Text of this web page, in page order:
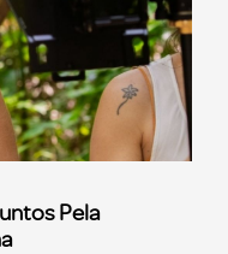
Pela